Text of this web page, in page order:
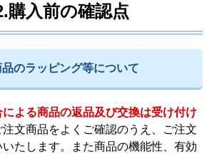
購入前の確認点
のラッピング等について
よる商品の返品及び交換は受け付け
注文商品をよくご確認のうえ、ご注文
たします。また商品の機能性、有効